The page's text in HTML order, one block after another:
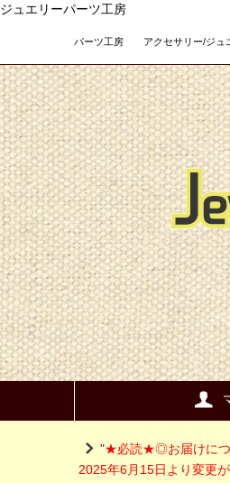
ジュエリーパーツ工房
パーツ工房 アクセサリー/ジュ
"★必読★◎お届けにつ
2025年6月15日より変更が